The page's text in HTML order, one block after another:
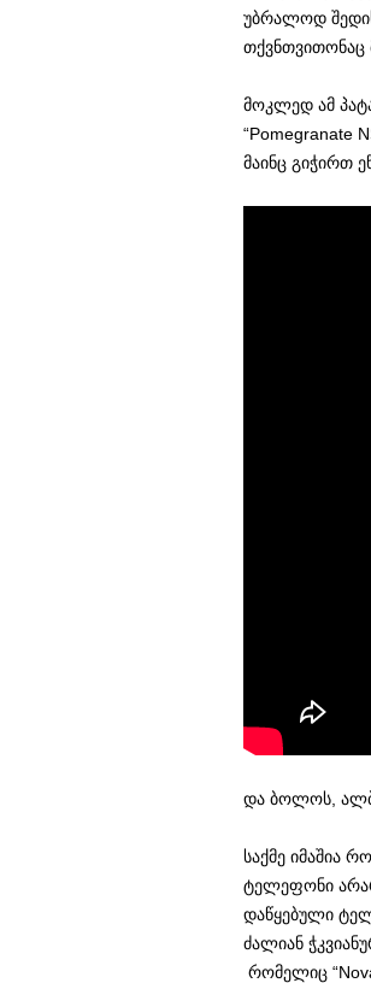
უბრალოდ
თქვნთვითონაც
მოკლედ ამ
“Pomegranate
მაინც გიჭირთ
და ბოლოს,
საქმე იმაშია
ტელეფონი
დაწყებული
ძალიან
რომელიც